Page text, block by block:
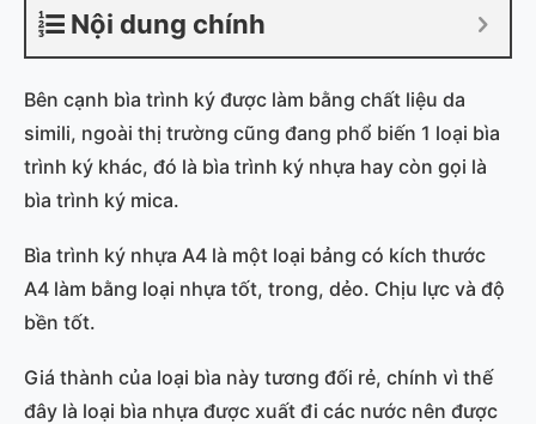
Nội dung chính
Bên cạnh bìa trình ký được làm bằng chất liệu da
simili, ngoài thị trường cũng đang phổ biến 1 loại bìa
trình ký khác, đó là bìa trình ký nhựa hay còn gọi là
bìa trình ký mica.
Bìa trình ký nhựa A4 là một loại bảng có kích thước
A4 làm bằng loại nhựa tốt, trong, dẻo. Chịu lực và độ
bền tốt.
Giá thành của loại bìa này tương đối rẻ, chính vì thế
đây là loại bìa nhựa được xuất đi các nước nên được